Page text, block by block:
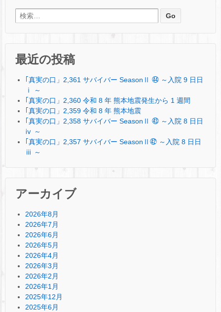
検索:
最近の投稿
｢真実の口」2,361 サバイバー SeasonⅡ ㊹ ～入院 9 日日
ⅰ ～
｢真実の口」2,360 令和 8 年 熊本地震発生から 1 週間
｢真実の口」2,359 令和 8 年 熊本地震
｢真実の口」2,358 サバイバー SeasonⅡ ㊸ ～入院 8 日日
ⅳ ～
｢真実の口」2,357 サバイバー SeasonⅡ㊷ ～入院 8 日日
ⅲ ～
アーカイブ
2026年8月
2026年7月
2026年6月
2026年5月
2026年4月
2026年3月
2026年2月
2026年1月
2025年12月
2025年6月